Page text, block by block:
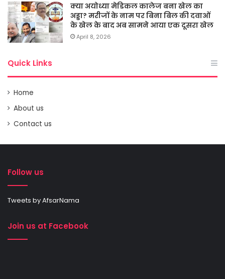
क्या अयोध्या मेडिकल कालेज बना खेल का
अड्डा? मरीजों के नाम पर बिना बिल की दवाओं
के खेल के बाद अब सामने आया एक दूसरा खेल
April 8, 2026
Quick Links
Home
About us
Contact us
Follow us
Tweets by AfsarNama
Join us at Facebook